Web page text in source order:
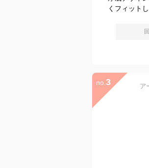
くフィット
no. 3